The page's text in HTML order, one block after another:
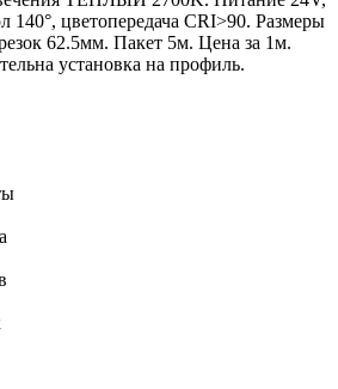
140°, цветопередача CRI>90. Размеры
62.5мм. Пакет 5м. Цена за 1м.
установка на профиль.